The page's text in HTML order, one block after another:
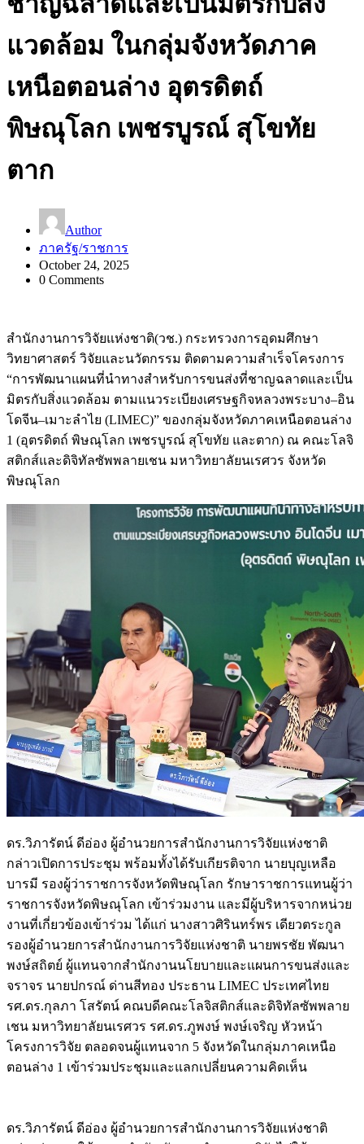
แวดล้อม ในกลุ่มจังหวัดภาค
เหนือตอนล่าง อุตรดิตถ์
พิษณุโลก เพชรบูรณ์ สุโขทัย
ตาก
Author
ภาครัฐ/ราชการ
October 24, 2025
0 Comments
สำนักงานการวิจัยแห่งชาติ(วช.) กระทรวงการอุดมศึกษา
วิทยาศาสตร์ วิจัยและนวัตกรรม ติดตามความสำเร็จโครงการ
“การพัฒนาแผนที่นำทางสำหรับการขนส่งที่ชาญฉลาดและเป็น
มิตรกับสิ่งแวดล้อม ตามแนวระเบียงเศรษฐกิจหลวงพระบาง–อิน
โดจีน–เมาะลำไย (LIMEC)” ของกลุ่มจังหวัดภาคเหนือตอนล่าง
1 (อุตรดิตถ์ พิษณุโลก เพชรบูรณ์ สุโขทัย และตาก) ณ คณะโลจิ
สติกส์และดิจิทัลซัพพลายเชน มหาวิทยาลัยนเรศวร จังหวัด
พิษณุโลก
ดร.วิภารัตน์ ดีอ่อง ผู้อำนวยการสำนักงานการวิจัยแห่งชาติ
กล่าวเปิดการประชุม พร้อมทั้งได้รับเกียรติจาก นายบุญเหลือ
บารมี รองผู้ว่าราชการจังหวัดพิษณุโลก รักษาราชการแทนผู้ว่า
ราชการจังหวัดพิษณุโลก เข้าร่วมงาน และมีผู้บริหารจากหน่วย
งานที่เกี่ยวข้องเข้าร่วม ได้แก่ นางสาวศิรินทร์พร เดียวตระกูล
รองผู้อำนวยการสำนักงานการวิจัยแห่งชาติ นายพรชัย พัฒนา
พงษ์สถิตย์ ผู้แทนจากสำนักงานนโยบายและแผนการขนส่งและ
จราจร นายปกรณ์ ด่านสีทอง ประธาน LIMEC ประเทศไทย
รศ.ดร.กุลภา โสรัตน์ คณบดีคณะโลจิสติกส์และดิจิทัลซัพพลาย
เชน มหาวิทยาลัยนเรศวร รศ.ดร.ภูพงษ์ พงษ์เจริญ หัวหน้า
โครงการวิจัย ตลอดจนผู้แทนจาก 5 จังหวัดในกลุ่มภาคเหนือ
ตอนล่าง 1 เข้าร่วมประชุมและแลกเปลี่ยนความคิดเห็น
ดร.วิภารัตน์ ดีอ่อง ผู้อำนวยการสำนักงานการวิจัยแห่งชาติ